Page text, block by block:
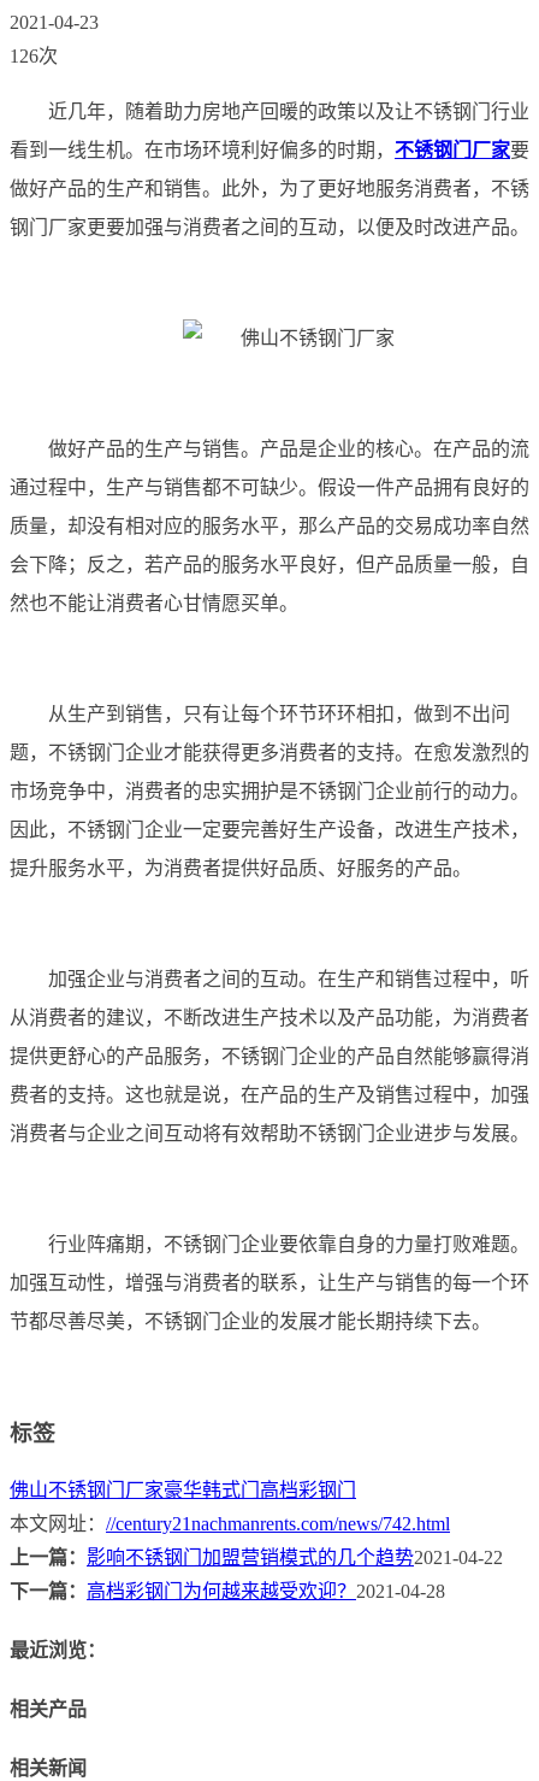
2021-04-23
126次
近几年，随着助力房地产回暖的政策以及让不锈钢门行业
看到一线生机。在市场环境利好偏多的时期， 不锈钢门厂家要
做好产品的生产和销售。此外，为了更好地服务消费者，不锈
钢门厂家更要加强与消费者之间的互动，以便及时改进产品。
做好产品的生产与销售。产品是企业的核心。在产品的流
通过程中，生产与销售都不可缺少。假设一件产品拥有良好的
质量，却没有相对应的服务水平，那么产品的交易成功率自然
会下降；反之，若产品的服务水平良好，但产品质量一般，自
然也不能让消费者心甘情愿买单。
从生产到销售，只有让每个环节环环相扣，做到不出问
题，不锈钢门企业才能获得更多消费者的支持。在愈发激烈的
市场竞争中，消费者的忠实拥护是不锈钢门企业前行的动力。
因此，不锈钢门企业一定要完善好生产设备，改进生产技术，
提升服务水平，为消费者提供好品质、好服务的产品。
加强企业与消费者之间的互动。在生产和销售过程中，听
从消费者的建议，不断改进生产技术以及产品功能，为消费者
提供更舒心的产品服务，不锈钢门企业的产品自然能够赢得消
费者的支持。这也就是说，在产品的生产及销售过程中，加强
消费者与企业之间互动将有效帮助不锈钢门企业进步与发展。
行业阵痛期，不锈钢门企业要依靠自身的力量打败难题。
加强互动性，增强与消费者的联系，让生产与销售的每一个环
节都尽善尽美，不锈钢门企业的发展才能长期持续下去。
标签
佛山不锈钢门厂家豪华韩式门 高档彩钢门
本文网址： //century21nachmanrents.com/news/742.html
上一篇： 影响不锈钢门加盟营销模式的几个趋势2021-04-22
下一篇： 高档彩钢门为何越来越受欢迎？ 2021-04-28
最近浏览：
相关产品
相关新闻